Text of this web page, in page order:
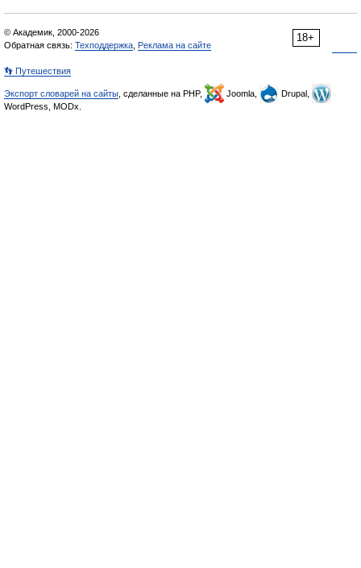
18+
© Академик, 2000-2026
Обратная связь: Техподдержка Реклама на сайте
👣 Путешествия
Экспорт словарей на сайты , сделанные на PHP, Joomla,
Drupal,
WordPress, MODx.